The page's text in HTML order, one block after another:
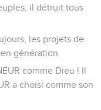
il détruit tous
les projets de
génération.
comme Dieu ! Il
a choisi comme son